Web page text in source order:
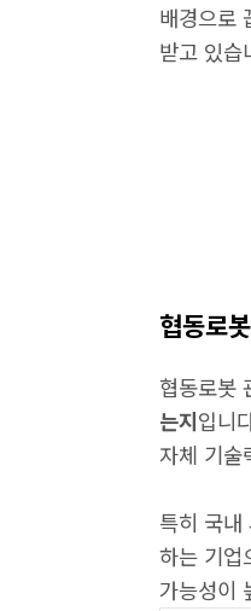
배경으로
받고 있습
협동로
협동로봇
는지입니
자체 기술
특히 국내
하는 기업
가능성이